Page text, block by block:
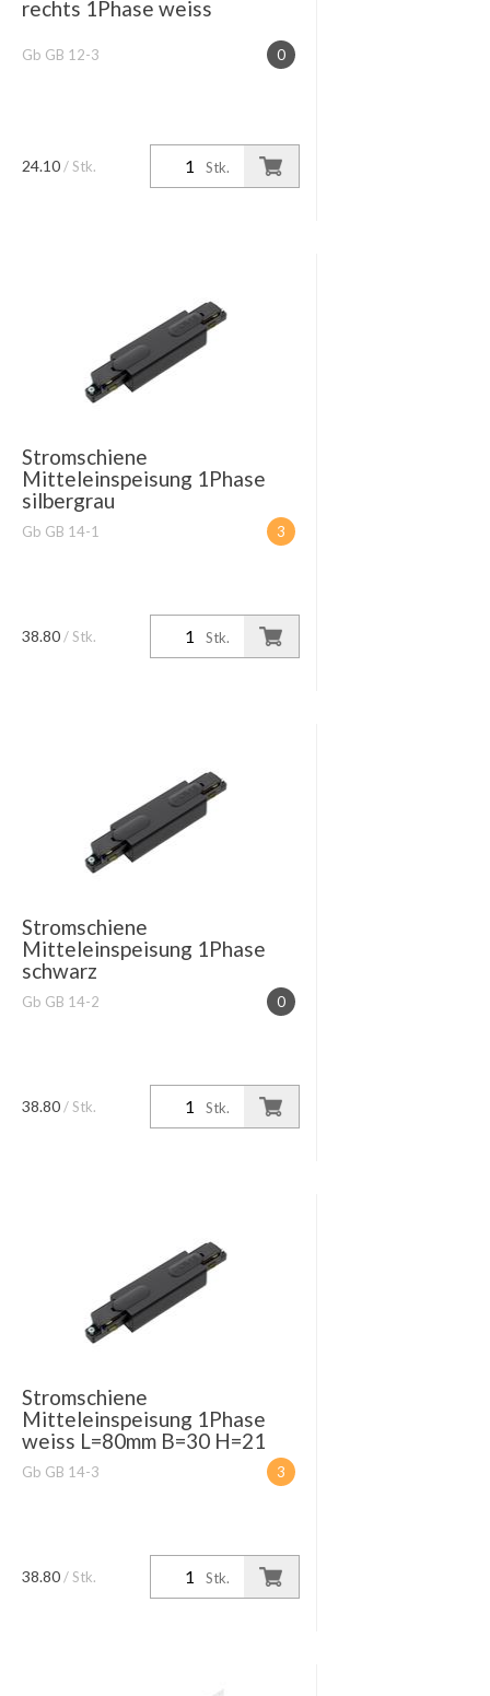
rechts 1Phase weiss
0
Gb GB 12-3
Stk.
24.10 / Stk.
Stromschiene
Mitteleinspeisung 1Phase
silbergrau
3
Gb GB 14-1
Stk.
38.80 / Stk.
Stromschiene
Mitteleinspeisung 1Phase
schwarz
0
Gb GB 14-2
Stk.
38.80 / Stk.
Stromschiene
Mitteleinspeisung 1Phase
weiss L=80mm B=30 H=21
3
Gb GB 14-3
Stk.
38.80 / Stk.